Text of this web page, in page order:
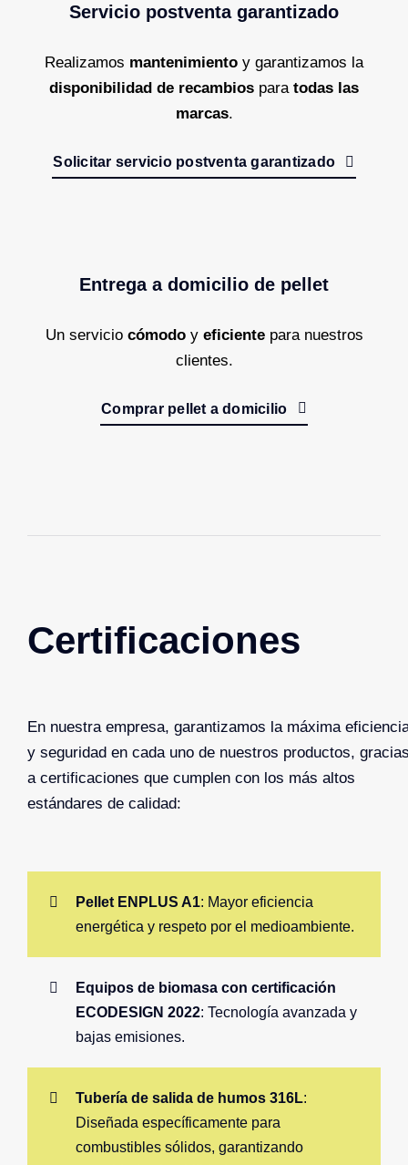
Servicio postventa garantizado
Realizamos mantenimiento y garantizamos la
disponibilidad de recambios para todas las
marcas.
Solicitar servicio postventa garantizado
Entrega a domicilio de pellet
Un servicio cómodoy eficientepara nuestros
clientes.
Comprar pellet a domicilio
Certificaciones
En nuestra empresa, garantizamos la máxima
y seguridad en cada uno de nuestros productos,
a certificaciones que cumplen con los más altos
estándares de calidad:
Pellet ENPLUS A1: Mayor eficiencia
energética y respeto por el medioambiente.
Equipos de biomasa con certificación
ECODESIGN 2022: Tecnología avanzada y
bajas emisiones.
Tubería de salida de humos 316L:
Diseñada específicamente para
combustibles sólidos, garantizando